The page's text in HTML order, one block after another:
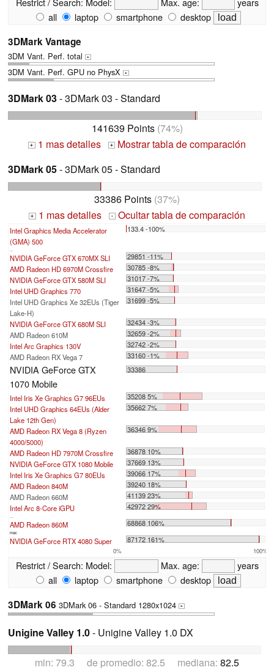
all
laptop smartphone desktop
3DMark Vantage
3DM Vant. Perf. total +
3DM Vant. Perf. GPU no PhysX +
3DMark 03- 3DMark 03 - Standard
141639 Points(74%)
+ 1 mas detalles +
Mostrar tabla de comparación
3DMark 05- 3DMark 05 - Standard
33386 Points (37%)
+ 1 mas detalles - Ocultar tabla de comparación
Intel Graphics Media Accelerator
(GMA) 500
133.4 -100%
...
NVIDIA GeForce GTX 670MX SLI
29851 -11%
AMD Radeon HD 6970M Crossfire
30785 -8%
NVIDIA GeForce GTX 580M SLI
31017 -7%
Intel UHD Graphics 770
31647 -5%
Intel UHD Graphics Xe 32EUs (Tiger
Lake-H)
31699 -5%
NVIDIA GeForce GTX 680M SLI
32434 -3%
AMD Radeon 610M
32659 -2%
Intel Arc Graphics 130V
32742 -2%
AMD Radeon RX Vega 7
33160 -1%
NVIDIA GeForce GTX
1070 Mobile
33386
Intel Iris Xe Graphics G7 96EUs
35208 5%
Intel UHD Graphics 64EUs (Alder
Lake 12th Gen)
35662 7%
AMD Radeon RX Vega 8 (Ryzen
4000/5000)
36346 9%
AMD Radeon HD 7970M Crossfire
36878 10%
NVIDIA GeForce GTX 1080 Mobile
37669 13%
Intel Iris Xe Graphics G7 80EUs
39066 17%
AMD Radeon 840M
39240 18%
AMD Radeon 660M
41139 23%
Intel Arc 8-Core iGPU
42972 29%
...
AMD Radeon 860M 68868 106%
max:
NVIDIA GeForce RTX 4080 Super 87172 161%
0% 100%
Restrict / Search: Model: Max. age:
years
all
laptop smartphone desktop
3DMark 06 3DMark 06 - Standard 1280x1024 +
Unigine Valley 1.0- Unigine Valley 1.0 DX
min: 79.3 de promedio: 82.5 mediana: 82.5